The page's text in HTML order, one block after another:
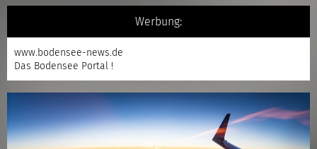
Werbung:
www.bodensee-news.de
Das Bodensee Portal !